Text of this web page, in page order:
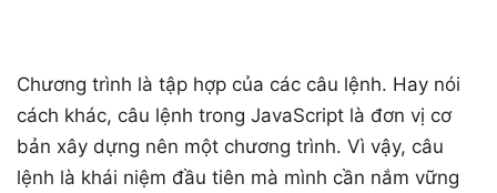
Chương trình là tập hợp của các câu lệnh. Hay nói
cách khác, câu lệnh trong JavaScript là đơn vị cơ
bản xây dựng nên một chương trình. Vì vậy, câu
lệnh là khái niệm đầu tiên mà mình cần nắm vững